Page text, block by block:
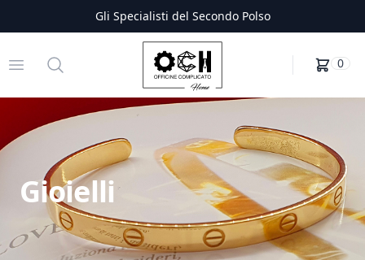
Gli Specialisti del Secondo Polso
Open menu
Search
Officine Complicato
0
Gioielli